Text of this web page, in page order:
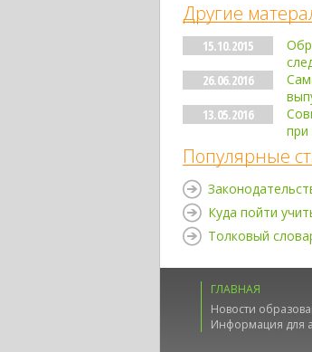
Другие
15.10.2015
26.06.2016
13.05.2016
при
Популярные
Куда пойти
Толковый
ГЛАВНАЯ
Новости
Информация для